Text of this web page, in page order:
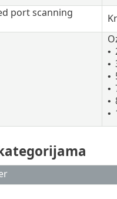
port scanning
•
•
•
•
•
•